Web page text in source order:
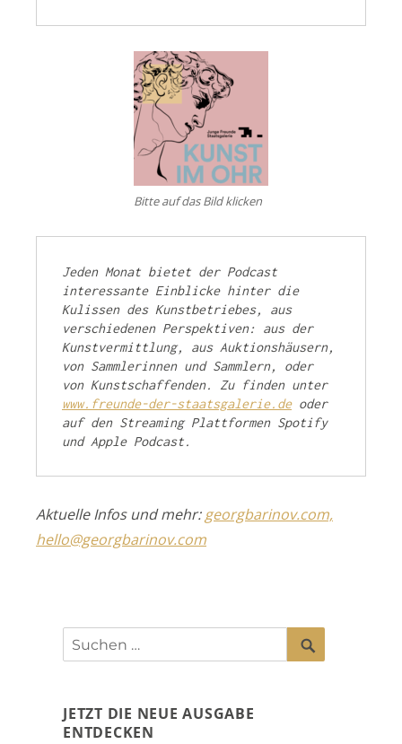
Bitte auf das Bild klicken
Jeden Monat bietet der Podcast
interessante Einblicke hinter die
Kulissen des Kunstbetriebes, aus
verschiedenen Perspektiven: aus der
Kunstvermittlung, aus Auktionshäusern,
von Sammlerinnen und Sammlern, oder
von Kunstschaffenden.
Zu finden unter
www.freunde-der-staatsgalerie.de oder
auf den Streaming Plattformen Spotify
und Apple Podcast.
Aktuelle Infos und mehr:georgbarinov.com,
hello@georgbarinov.com
Suchen
nach:
SUCHEN
JETZT DIE NEUE AUSGABE
ENTDECKEN